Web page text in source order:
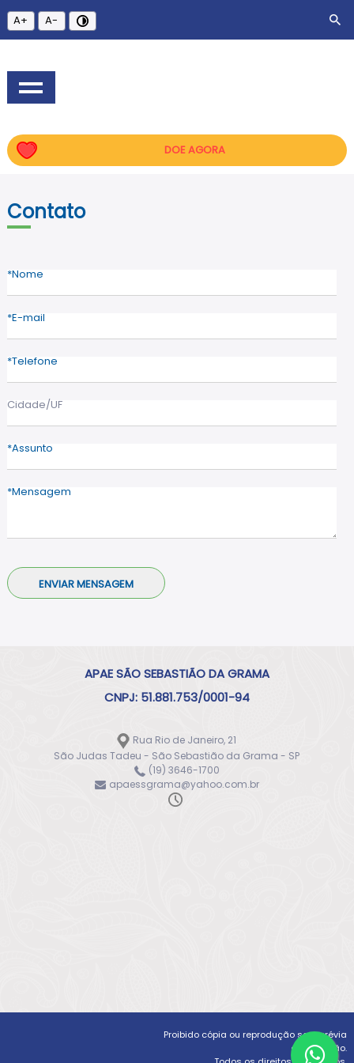
A+ A-
DOE AGORA
Contato
Nome
E-mail
Telefone
Cidade/UF
Assunto
Mensagem
APAE SÃO SEBASTIÃO DA GRAMA
CNPJ: 51.881.753/0001-94
Rua Rio de Janeiro, 21
São Judas Tadeu - São Sebastião da Grama - SP
(19) 3646-1700
apaessgrama@yahoo.com.br
Proibido cópia ou reprodução sem prévia
autorização.